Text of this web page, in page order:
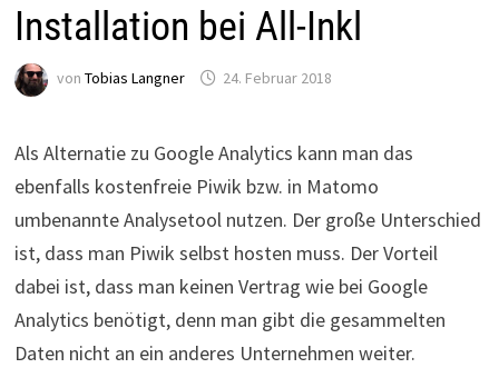
Installation bei All-Inkl
von Tobias Langner 24. Februar 2018
Als Alternatie zu Google Analytics kann man das
ebenfalls kostenfreie Piwik bzw. in Matomo
umbenannte Analysetool nutzen. Der große Unterschied
ist, dass man Piwik selbst hosten muss. Der Vorteil
dabei ist, dass man keinen Vertrag wie bei Google
Analytics benötigt, denn man gibt die gesammelten
Daten nicht an ein anderes Unternehmen weiter.